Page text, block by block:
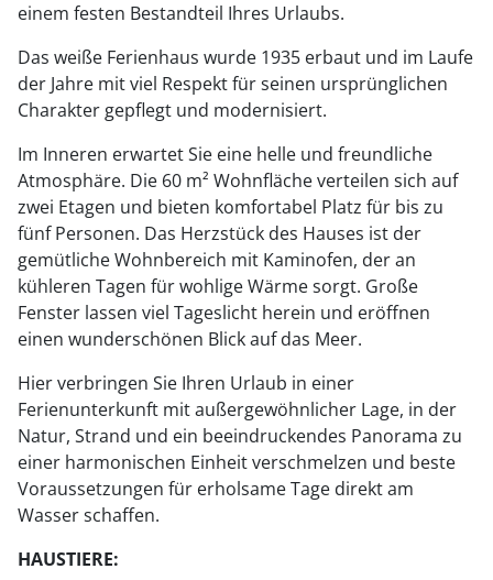
einem festen Bestandteil Ihres Urlaubs.
Das weiße Ferienhaus wurde 1935 erbaut und im Laufe
der Jahre mit viel Respekt für seinen ursprünglichen
Charakter gepflegt und modernisiert.
Im Inneren erwartet Sie eine helle und freundliche
Atmosphäre. Die 60 m² Wohnfläche verteilen sich auf
zwei Etagen und bieten komfortabel Platz für bis zu
fünf Personen. Das Herzstück des Hauses ist der
gemütliche Wohnbereich mit Kaminofen, der an
kühleren Tagen für wohlige Wärme sorgt. Große
Fenster lassen viel Tageslicht herein und eröffnen
einen wunderschönen Blick auf das Meer.
Hier verbringen Sie Ihren Urlaub in einer
Ferienunterkunft mit außergewöhnlicher Lage, in der
Natur, Strand und ein beeindruckendes Panorama zu
einer harmonischen Einheit verschmelzen und beste
Voraussetzungen für erholsame Tage direkt am
Wasser schaffen.
HAUSTIERE: